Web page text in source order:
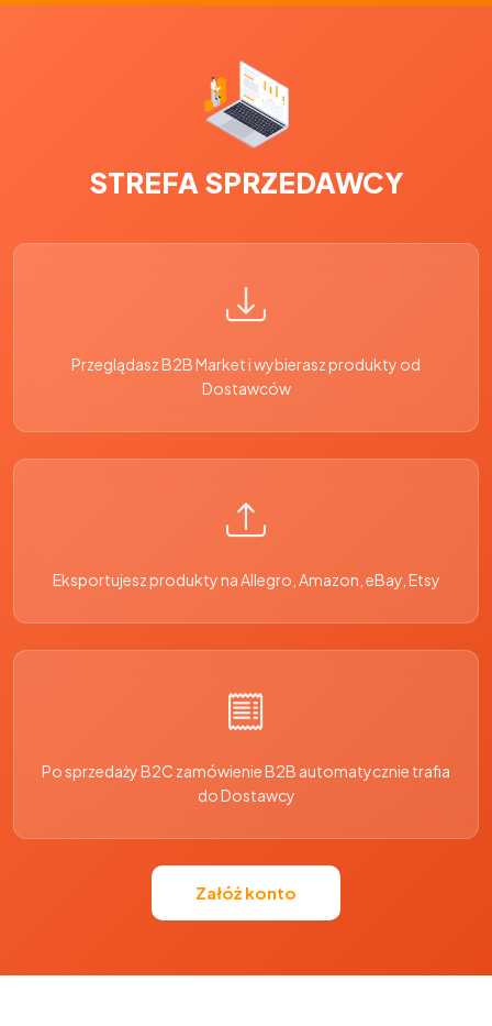
STREFA SPRZEDAWCY
Przeglądasz B2B Market i wybierasz produkty od
Dostawców
Eksportujesz produkty na Allegro, Amazon, eBay, Etsy
Po sprzedaży B2C zamówienie B2B automatycznie trafia
do Dostawcy
Załóż konto